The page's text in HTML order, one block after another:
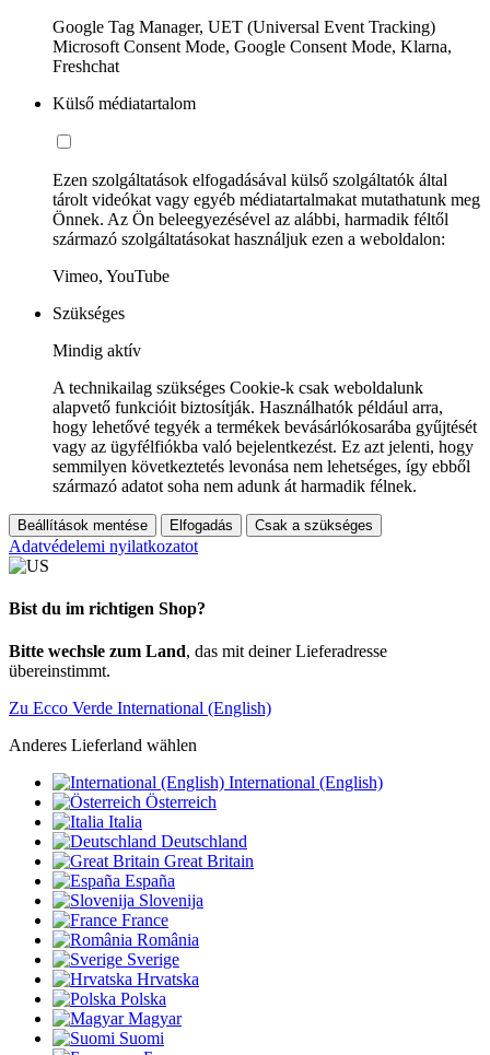
Google Tag Manager, UET (Universal Event Tracking)
Microsoft Consent Mode, Google Consent Mode, Klarna,
Freshchat
Külső médiatartalom
Ezen szolgáltatások elfogadásával külső szolgáltatók által
tárolt videókat vagy egyéb médiatartalmakat mutathatunk meg
Önnek. Az Ön beleegyezésével az alábbi, harmadik féltől
származó szolgáltatásokat használjuk ezen a weboldalon:
Vimeo, YouTube
Szükséges
Mindig aktív
A technikailag szükséges Cookie-k csak weboldalunk
alapvető funkcióit biztosítják. Használhatók például arra,
hogy lehetővé tegyék a termékek bevásárlókosarába gyűjtését
vagy az ügyfélfiókba való bejelentkezést. Ez azt jelenti, hogy
semmilyen következtetés levonása nem lehetséges, így ebből
származó adatot soha nem adunk át harmadik félnek.
Beállítások mentése Elfogadás Csak a szükséges
Adatvédelemi nyilatkozatot
Bist du im richtigen Shop?
Bitte wechsle zum Land, das mit deiner Lieferadresse
übereinstimmt.
Zu Ecco Verde International (English)
Anderes Lieferland wählen
International (English)
Österreich
Italia
Deutschland
Great Britain
España
Slovenija
France
România
Sverige
Hrvatska
Polska
Magyar
Suomi